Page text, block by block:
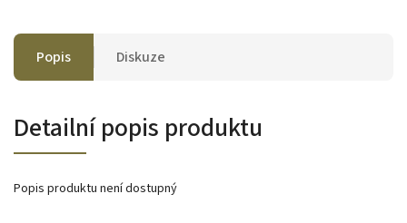
Popis Diskuze
Detailní popis produktu
Popis produktu není dostupný